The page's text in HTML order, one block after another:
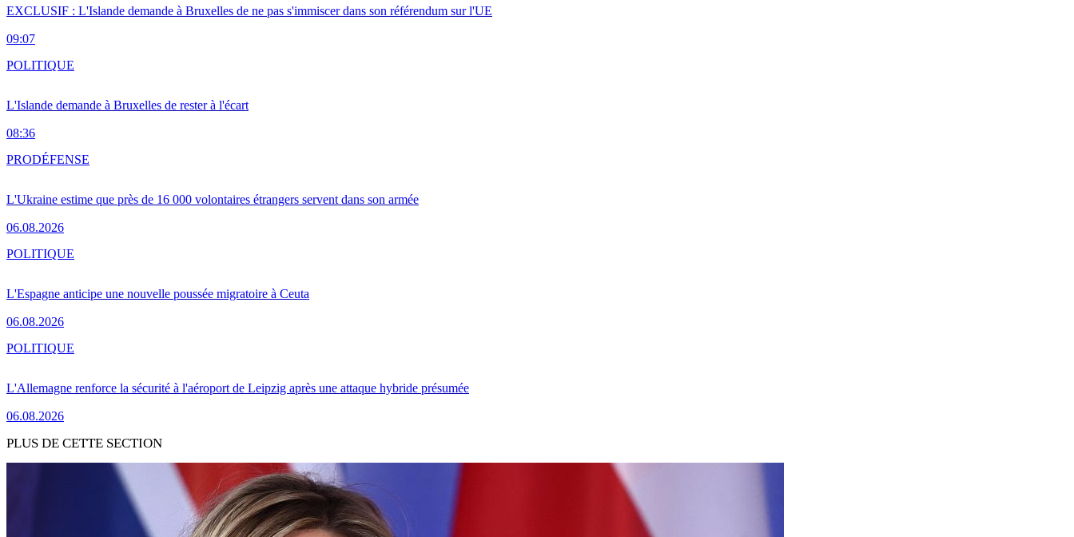
EXCLUSIF : L'Islande demande à Bruxelles de ne pas s'immiscer dans son référendum sur l'UE
09:07
L'Islande demande à Bruxelles de rester à l'écart
08:36
POLITIQUE
L'Ukraine estime que près de 16 000 volontaires étrangers servent dans son armée
06.08.2026
PRODÉFENSE
L'Espagne anticipe une nouvelle poussée migratoire à Ceuta
06.08.2026
POLITIQUE
L'Allemagne renforce la sécurité à l'aéroport de Leipzig après une attaque hybride présumée
06.08.2026
POLITIQUE
PLUS DE CETTE SECTION